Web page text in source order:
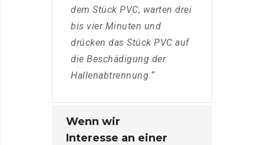
dem Stück PVC, warten drei
bis vier Minuten und
drücken das Stück PVC auf
die Beschädigung der
Hallenabtrennung.“
Wenn wir
Interesse an einer